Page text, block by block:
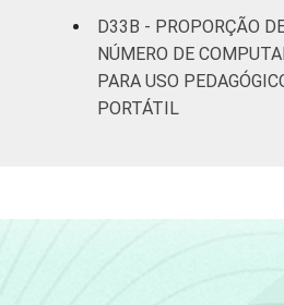
D33B - PROPORÇÃO
NÚMERO DE
PARA USO
PORTÁTIL